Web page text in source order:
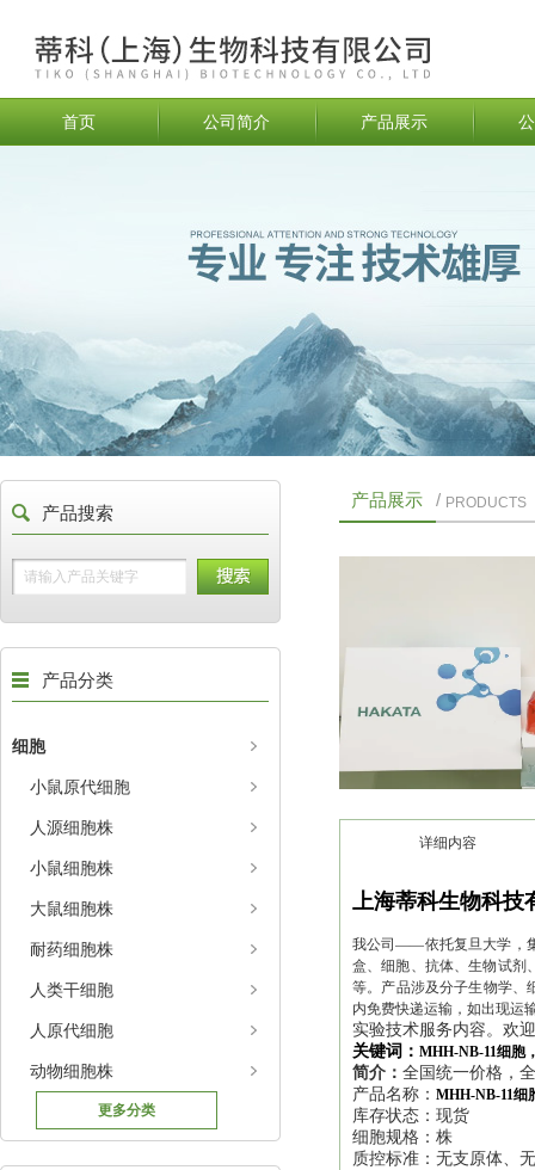
首页 公司简介 产品展示
产品搜索
产品分类
细胞
小鼠原代细胞
人源细胞株
小鼠细胞株
大鼠细胞株
耐药细胞株
人类干细胞
人原代细胞
动物细胞株
更多分类
产品展示 / PRODUCTS
详细内容
上海蒂科生物科技
我公司——依托复旦大学，
盒、细胞、抗体、生物试剂
等。产品涉及分子生物学、
内免费快递运输，如出现运
实验技术服务内容。欢
关键词： MHH-NB-11细胞
简介： 全国统一价格，
产品名称： MHH-NB-11细
库存状态：现货
细胞规格：株
质控标准：无支原体、